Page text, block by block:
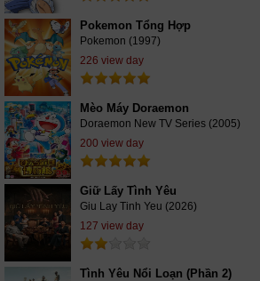
Pokemon Tổng Hợp
Pokemon (1997)
226 view day
Mèo Máy Doraemon
Doraemon New TV Series (2005)
200 view day
Giữ Lấy Tình Yêu
Giu Lay Tinh Yeu (2026)
127 view day
Tình Yêu Nổi Loạn (Phần 2)